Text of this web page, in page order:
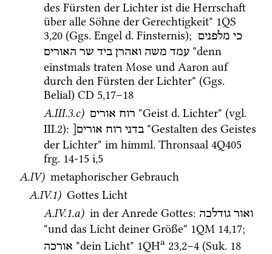
des Fürsten der Lichter ist die Herrschaft
über alle Söhne der Gerechtigkeit" 1QS
3,20 (Ggs. Engel d. Finsternis); כי מלפנים
עמד משה ואהרן ביד שר האורים
"denn
einstmals traten Mose und Aaron auf
durch den Fürsten der Lichter" (Ggs.
Belial) CD 5,17–18
A.III.3.c) רוח אורים "Geist d. Lichter" (vgl.
III.2): בדני רוח אורים[
"Gestalten des Geistes
der Lichter" im himml. Thronsaal 4Q405
frg. 14-15 i,5
A.IV) metaphorischer Gebrauch
A.IV.1) Gottes Licht
A.IV.1.a) in der Anrede Gottes: ואור גודלכה
"und das Licht deiner Größe" 1QM 14,17
אורכה "dein Licht" 1QHa 23,2–4 (Suk. 18